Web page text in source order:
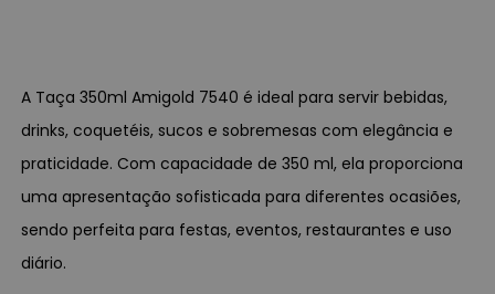
A Taça 350ml Amigold 7540 é ideal para servir bebidas,
drinks, coquetéis, sucos e sobremesas com elegância e
praticidade. Com capacidade de 350 ml, ela proporciona
uma apresentação sofisticada para diferentes ocasiões,
sendo perfeita para festas, eventos, restaurantes e uso
diário.